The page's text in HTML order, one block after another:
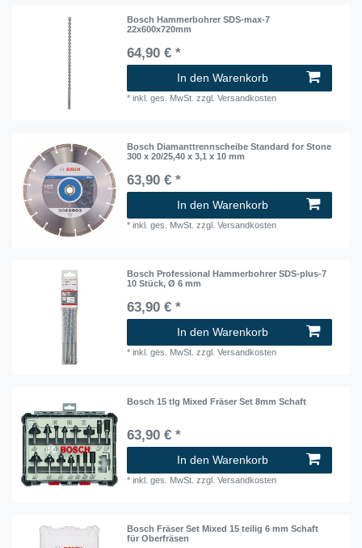
Bosch Hammerbohrer SDS-max-7
22x600x720mm
64,90 € *
In den Warenkorb
*inkl. ges. MwSt. zzgl.Versandkosten
Bosch Diamanttrennscheibe Standard for Stone
300 x 20/25,40 x 3,1 x 10 mm
63,90 € *
In den Warenkorb
*inkl. ges. MwSt. zzgl.Versandkosten
Bosch Professional Hammerbohrer SDS-plus-7
10 Stück, Ø 6 mm
63,90 € *
In den Warenkorb
*inkl. ges. MwSt. zzgl.Versandkosten
Bosch 15 tlg Mixed Fräser Set 8mm Schaft
63,90 € *
In den Warenkorb
*inkl. ges. MwSt. zzgl.Versandkosten
Bosch Fräser Set Mixed 15 teilig 6 mm Schaft
für Oberfräsen